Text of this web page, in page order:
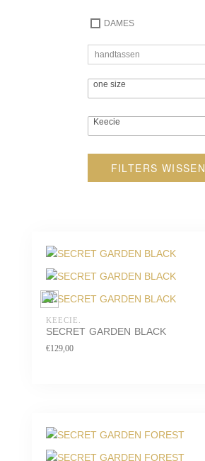
KEECIE.
SECRET GARDEN BLACK
€129,00
DAMES
FILTERS WISSEN